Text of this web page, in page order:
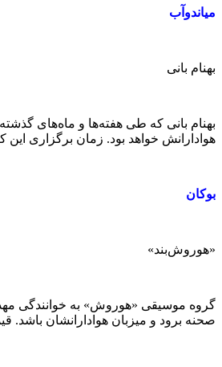
میاندوآب
بهنام بانی
هوادارانش خواهد بود. زمان برگزاری این کنسرت ساعت ۱۸:۰۰ است و قیمت بلیت‌های آن از ۵۰‌
بوکان
«هوروش‌بند»
صحنه برود و میزبان هوادارانشان باشد. قیمت بلیت‌های کنسرت گروه